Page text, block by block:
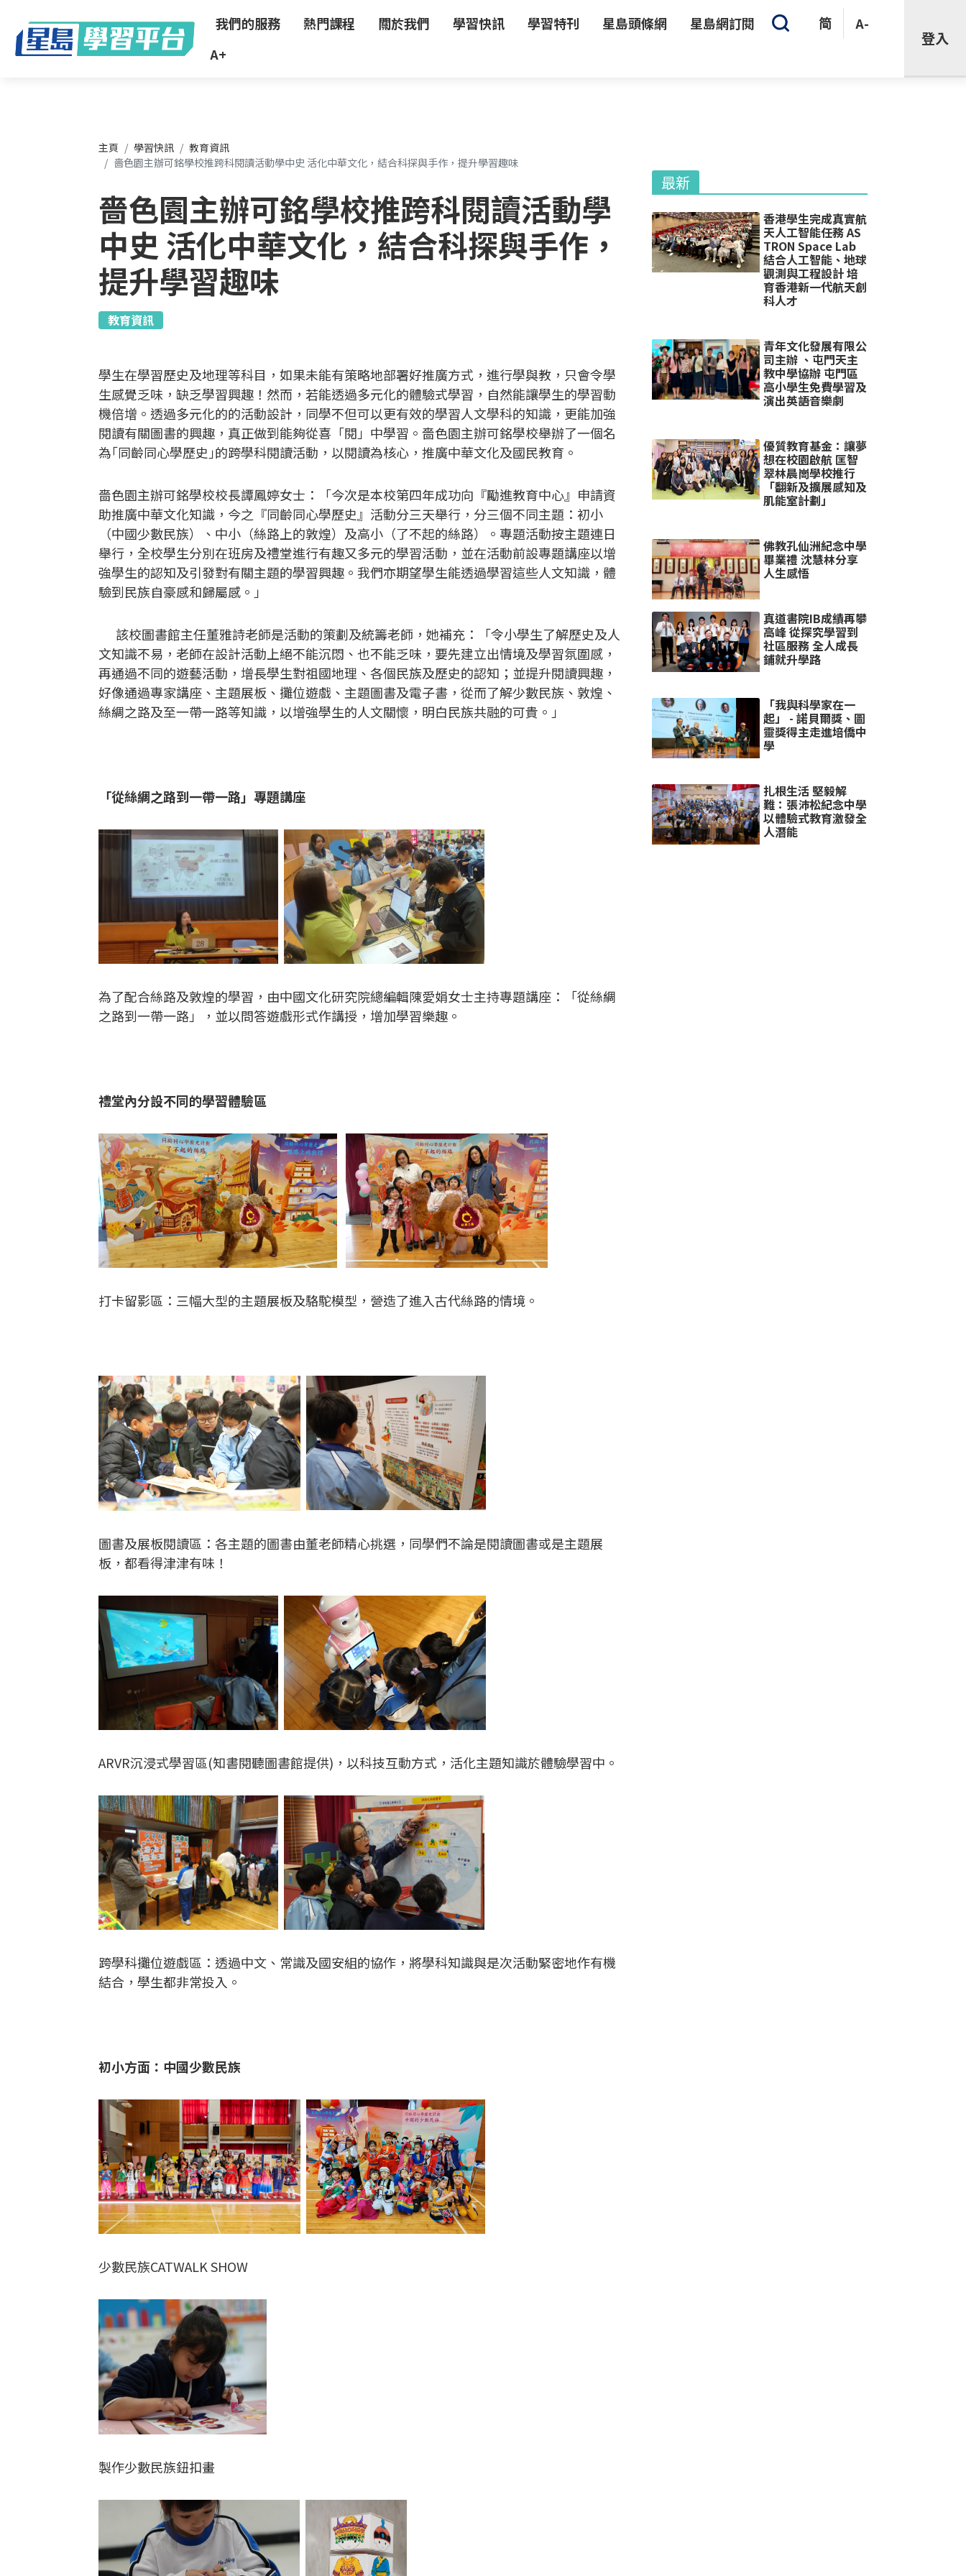
我們的服務 熱門課程 關於我們 學習快訊 學習特刊 星島頭條網 星島網訂閱 简
A-
A+
登入
主頁 學習快訊
教育資訊
嗇色園主辦可銘學校推跨科閱讀活動學中史 活化中華文化，結合科探與手作，提升學習趣味
嗇色園主辦可銘學校推跨科閱讀活動學
中史 活化中華文化，結合科探與手作，
提升學習趣味
教育資訊
學生在學習歷史及地理等科目，如果未能有策略地部署好推廣方式，進行學與教，只會令學
生感覺乏味，缺乏學習興趣！然而，若能透過多元化的體驗式學習，自然能讓學生的學習動
機倍增。透過多元化的的活動設計，同學不但可以更有效的學習人文學科的知識，更能加強
閱讀有關圖書的興趣，真正做到能夠從喜「閱」中學習。嗇色園主辦可銘學校舉辦了一個名
為｢同齡同心學歷史｣的跨學科閱讀活動，以閱讀為核心，推廣中華文化及國民教育。
嗇色園主辦可銘學校校長譚鳳婷女士：「今次是本校第四年成功向『勵進教育中心』申請資
助推廣中華文化知識，今之『同齡同心學歷史』活動分三天舉行，分三個不同主題：初小
（中國少數民族）、中小（絲路上的敦煌）及高小（了不起的絲路）。專題活動按主題連日
舉行，全校學生分別在班房及禮堂進行有趣又多元的學習活動，並在活動前設專題講座以增
強學生的認知及引發對有關主題的學習興趣。我們亦期望學生能透過學習這些人文知識，體
驗到民族自豪感和歸屬感。」
該校圖書館主任董雅詩老師是活動的策劃及統籌老師，她補充：「令小學生了解歷史及人
文知識不易，老師在設計活動上絕不能沉悶、也不能乏味，要先建立出情境及學習氛圍感，
再通過不同的遊藝活動，增長學生對祖國地理、各個民族及歷史的認知；並提升閱讀興趣，
好像通過專家講座、主題展板、攤位遊戲、主題圖書及電子書，從而了解少數民族、敦煌、
絲綢之路及至一帶一路等知識，以增強學生的人文關懷，明白民族共融的可貴。」
「從絲綢之路到一帶一路」專題講座
為了配合絲路及敦煌的學習，由中國文化研究院總編輯陳愛娟女士主持專題講座：「從絲綢
之路到一帶一路」，並以問答遊戲形式作講授，增加學習樂趣。
禮堂內分設不同的學習體驗區
打卡留影區：三幅大型的主題展板及駱駝模型，營造了進入古代絲路的情境。
圖書及展板閱讀區：各主題的圖書由董老師精心挑選，同學們不論是閱讀圖書或是主題展
板，都看得津津有味！
ARVR沉浸式學習區(知書閱聽圖書館提供)，以科技互動方式，活化主題知識於體驗學習中。
跨學科攤位遊戲區：透過中文、常識及國安組的協作，將學科知識與是次活動緊密地作有機
結合，學生都非常投入。
初小方面：中國少數民族
少數民族CATWALK SHOW
製作少數民族鈕扣畫
最新
香港學生完成真實航
天人工智能任務 AS
TRON Space Lab
結合人工智能、地球
觀測與工程設計 培
育香港新一代航天創
科人才
青年文化發展有限公
司主辦 、屯門天主
教中學協辦 屯門區
高小學生免費學習及
演出英語音樂劇
優質教育基金：讓夢
想在校園啟航 匡智
翠林晨崗學校推行
「翻新及擴展感知及
肌能室計劃」
佛教孔仙洲紀念中學
畢業禮 沈慧林分享
人生感悟
真道書院IB成績再攀
高峰 從探究學習到
社區服務 全人成長
鋪就升學路
「我與科學家在一
起」 - 諾貝爾獎、圖
靈獎得主走進培僑中
學
扎根生活 堅毅解
難：張沛松紀念中學
以體驗式教育激發全
人潛能